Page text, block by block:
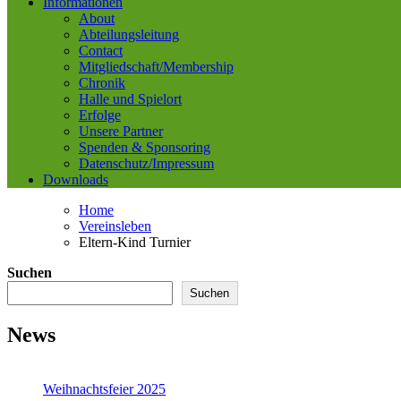
About
Abteilungsleitung
Contact
Mitgliedschaft/Membership
Chronik
Halle und Spielort
Erfolge
Unsere Partner
Spenden & Sponsoring
Datenschutz/Impressum
Downloads
Home
Vereinsleben
Eltern-Kind Turnier
Suchen
Suchen
News
Weihnachtsfeier 2025